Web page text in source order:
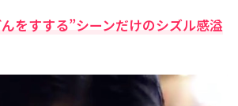
をすする”シーンだけのシズル感溢